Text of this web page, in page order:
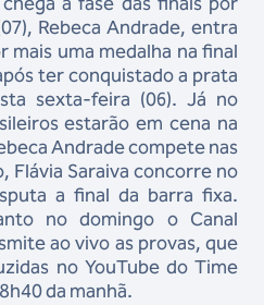
Rebeca Andrade, entra
mais uma medalha na final
ter conquistado a prata
sexta-feira (06). Já no
estarão em cena na
Andrade compete nas
Flávia Saraiva concorre no
a final da barra fixa.
no domingo o Canal
ao vivo as provas, que
no YouTube do Time
da manhã.